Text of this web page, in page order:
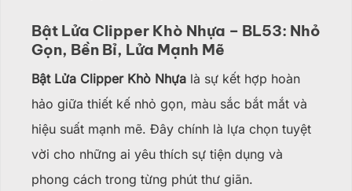
Bật Lửa Clipper Khò Nhựa – BL53: Nhỏ
Gọn, Bền Bỉ, Lửa Mạnh Mẽ
Bật Lửa Clipper Khò Nhựa là sự kết hợp hoàn
hảo giữa thiết kế nhỏ gọn, màu sắc bắt mắt và
hiệu suất mạnh mẽ. Đây chính là lựa chọn tuyệt
vời cho những ai yêu thích sự tiện dụng và
phong cách trong từng phút thư giãn.